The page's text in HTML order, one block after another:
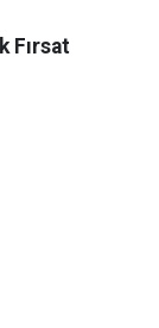
Fırsat